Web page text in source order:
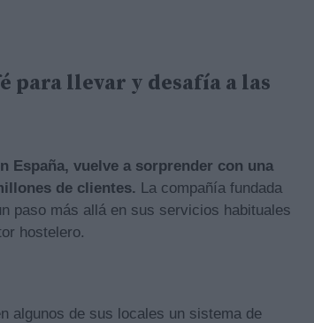
para llevar y desafía a las
España, vuelve a sorprender con una
de clientes. La compañía fundada
paso más allá en sus servicios habituales
hostelero.
algunos de sus locales un sistema de